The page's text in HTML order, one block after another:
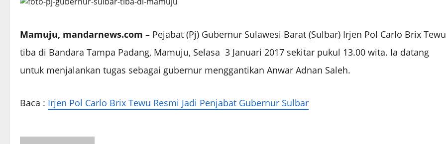
Mamuju, mandarnews.com – Pejabat (Pj) Gubernur Sulawesi Barat (Sulbar) Irjen Pol Carlo Brix Tewu
tiba di Bandara Tampa Padang, Mamuju, Selasa 3 Januari 2017 sekitar pukul 13.00 wita. Ia datang
untuk menjalankan tugas sebagai gubernur menggantikan Anwar Adnan Saleh.
Baca : Irjen Pol Carlo Brix Tewu Resmi Jadi Penjabat Gubernur Sulbar